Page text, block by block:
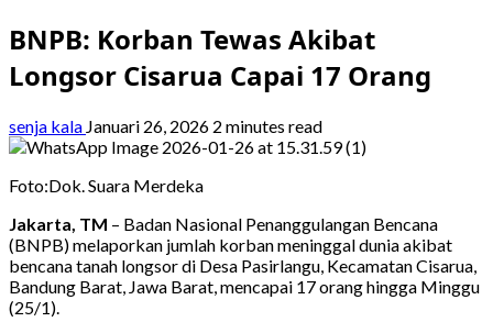
BNPB: Korban Tewas Akibat
Longsor Cisarua Capai 17 Orang
senja kala Januari 26, 2026 2 minutes read
Foto:Dok. Suara Merdeka
Jakarta, TM – Badan Nasional Penanggulangan Bencana
(BNPB) melaporkan jumlah korban meninggal dunia akibat
bencana tanah longsor di Desa Pasirlangu, Kecamatan Cisarua,
Bandung Barat, Jawa Barat, mencapai 17 orang hingga Minggu
(25/1).